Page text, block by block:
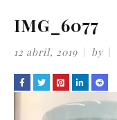
IMG_6077
12 abril, 2019 by